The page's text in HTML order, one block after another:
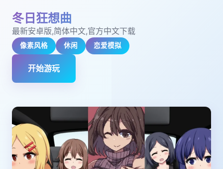
冬日狂想曲
最新安卓版,简体中文,官方中文下载
像素风格 休闲 恋爱模拟
开始游玩